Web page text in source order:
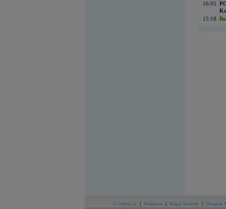
16:05
15:18
O Patria.cz Reklama Mapa Stránek Skupina